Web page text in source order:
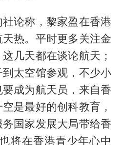
论称，黎家盈在香港
热。平时更多关注金
几天都在谈论航天；
太空馆参观，不少小
成为航天员，来自香
是最好的创科教育，
国家发展大局带给香
将在香港青少年心中